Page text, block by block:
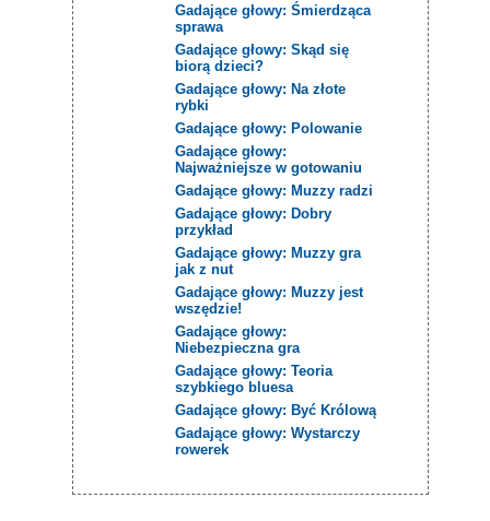
Gadające głowy: Śmierdząca
sprawa
Gadające głowy: Skąd się
biorą dzieci?
Gadające głowy: Na złote
rybki
Gadające głowy: Polowanie
Gadające głowy:
Najważniejsze w gotowaniu
Gadające głowy: Muzzy radzi
Gadające głowy: Dobry
przykład
Gadające głowy: Muzzy gra
jak z nut
Gadające głowy: Muzzy jest
wszędzie!
Gadające głowy:
Niebezpieczna gra
Gadające głowy: Teoria
szybkiego bluesa
Gadające głowy: Być Królową
Gadające głowy: Wystarczy
rowerek